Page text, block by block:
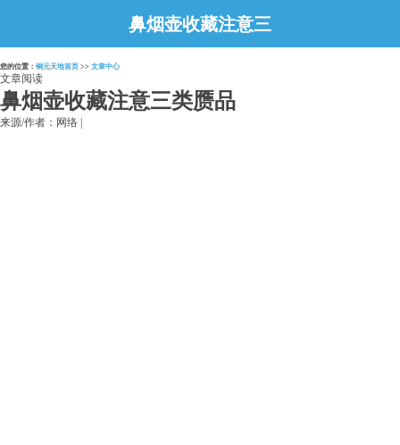
鼻烟壶收藏注意三
类赝品
您的位置： 铜元天地首页 >> 文章中心
文章阅读
鼻烟壶收藏注意三类赝品
来源/作者：网络 |